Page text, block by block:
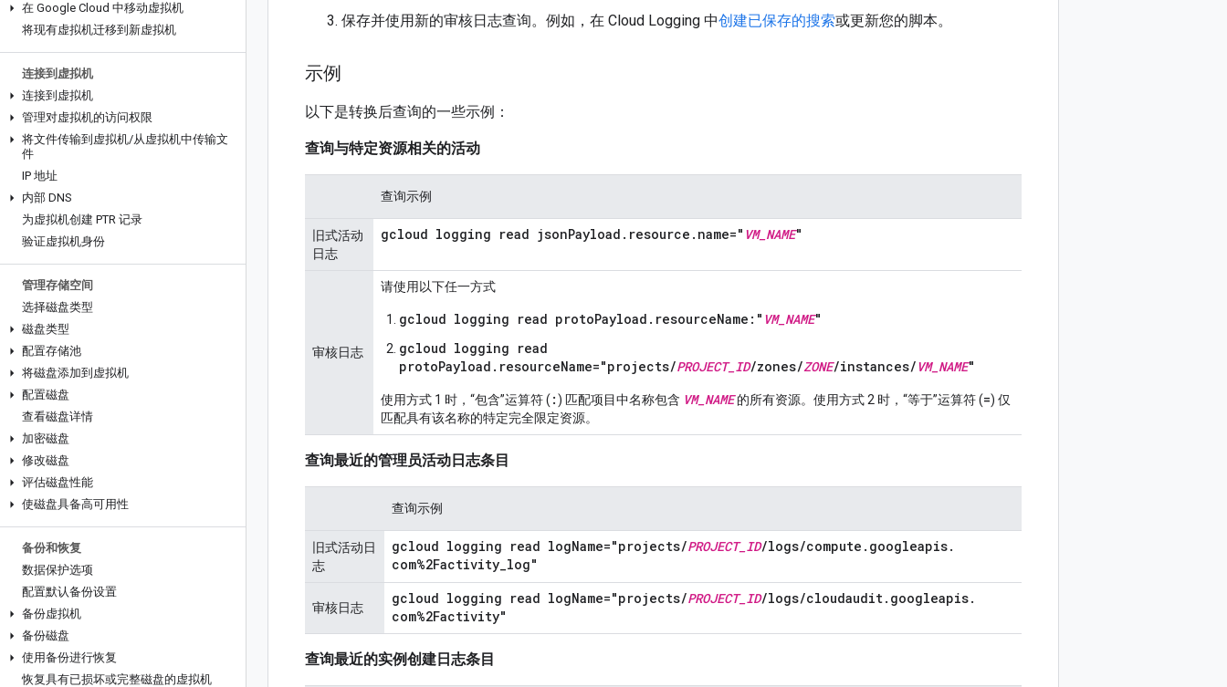
在 Google Cloud 中移动虚拟机
将现有虚拟机迁移到新虚拟机
连接到虚拟机
连接到虚拟机
管理对虚拟机的访问权限
将文件传输到虚拟机/从虚拟机中传输文
件
IP 地址
内部 DNS
为虚拟机创建 PTR 记录
验证虚拟机身份
管理存储空间
选择磁盘类型
磁盘类型
配置存储池
将磁盘添加到虚拟机
配置磁盘
查看磁盘详情
加密磁盘
修改磁盘
评估磁盘性能
使磁盘具备高可用性
备份和恢复
数据保护选项
配置默认备份设置
备份虚拟机
备份磁盘
使用备份进行恢复
恢复具有已损坏或完整磁盘的虚拟机
保存并使用新的审核日志查询。例如，在 Cloud Logging 中创建已保存的搜索或更新您的脚本。
示例
以下是转换后查询的一些示例：
查询与特定资源相关的活动
查询示例
旧式活动
日志
gcloud logging read jsonPayload . resource . name=" VM_ NAME"
审核日志
请使用以下任一方式
gcloud logging read protoPayload.resourceName:" VM_NAME"
gcloud logging read
protoPayload.resourceName="projects/PROJECT_ID/zones/ZONE/instances/VM_NAME"
使用方式 1 时，“包含”运算符 ( :) 匹配项目中名称包含 VM_NAME的所有资源。使用方式 2 时，“等于”运算符 (=) 仅
匹配具有该名称的特定完全限定资源。
查询最近的管理员活动日志条目
查询示例
旧式活动日
志
gcloud logging read logName="projects/PROJECT_ ID/logs/compute . googleapis.
com%2Factivity_log"
审核日志
gcloud logging read logName="projects/PROJECT_ ID/logs/cloudaudit. googleapis.
com%2Factivity"
查询最近的实例创建日志条目